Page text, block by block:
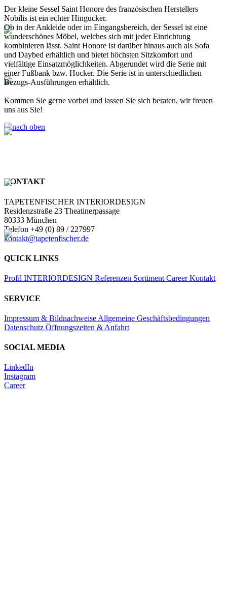
Der kleine Sessel Saint Honore des französischen Herstellers
Nobilis ist ein echter Hingucker.
Ob in der Ankleide oder im Eingangsbereich, der Sessel ist eine
wunderschönes Möbel, welches sich mit jeder Einrichtung
kombinieren lässt. Saint Honore ist darüber hinaus auch als Sofa
und Daybed erhältlich und bietet höchsten Sitzkomfort und
vielfältige Einsatzmöglichkeiten. Abgerundet wird die Serie mit
einer Fußbank bzw. Hocker. Die Serie ist in unterschiedlichen
Bezugs-Ausführungen erhältlich.
Kommen Sie gerne vorbei und lassen Sie sich beraten, wir freuen
uns aus Sie!
KONTAKT
TAPETENFISCHER INTERIORDESIGN
Residenzstraße 23 Theatinerpassage
80333 München
Telefon +49 (0) 89 / 227997
kontakt@tapetenfischer.de
QUICK LINKS
Profil INTERIORDESIGN Referenzen Sortiment CareerKontakt
SERVICE
Impressum & Bildnachweise Allgemeine Geschäftsbedingungen
Datenschutz Öffnungszeiten & Anfahrt
SOCIAL MEDIA
LinkedIn
Instagram
Career